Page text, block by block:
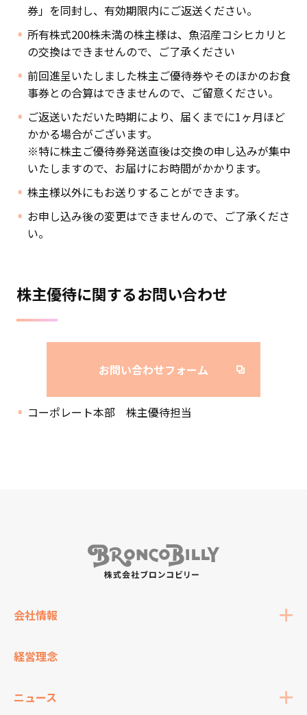
券」を同封し、有効期限内にご返送ください。
所有株式200株未満の株主様は、魚沼産コシヒカリと
の交換はできませんので、ご了承ください
前回進呈いたしました株主ご優待券やそのほかのお食
事券との合算はできませんので、ご留意ください。
ご返送いただいた時期により、届くまでに1ヶ月ほど
かかる場合がございます。
※特に株主ご優待券発送直後は交換の申し込みが集中
いたしますので、お届けにお時間がかかります。
株主様以外にもお送りすることができます。
お申し込み後の変更はできませんので、ご了承くださ
い。
株主優待に関するお問い合わせ
お問い合わせフォーム
コーポレート本部 株主優待担当
会社情報
経営理念
ニュース